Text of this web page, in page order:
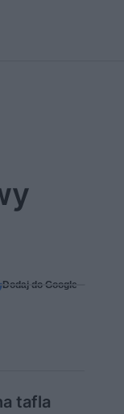
Dodaj do Google
tafla